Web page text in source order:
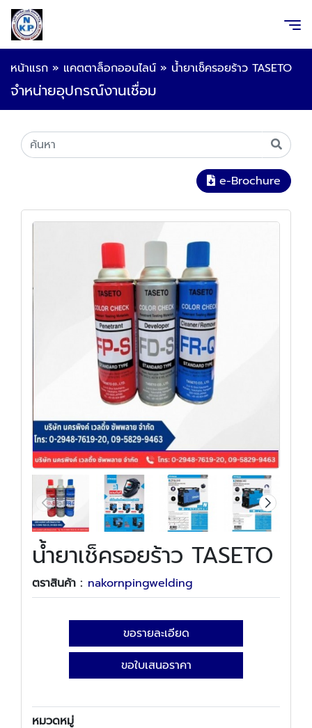
หน้าแรก » แคตตาล็อกออนไลน์ » น้ำยาเช็ครอยร้าว TASETO
จำหน่ายอุปกรณ์งานเชื่อม
e-Brochure
น้ำยาเช็ครอยร้าว TASETO
ตราสินค้า : nakornpingwelding
ขอรายละเอียด
ขอใบเสนอราคา
หมวดหมู่